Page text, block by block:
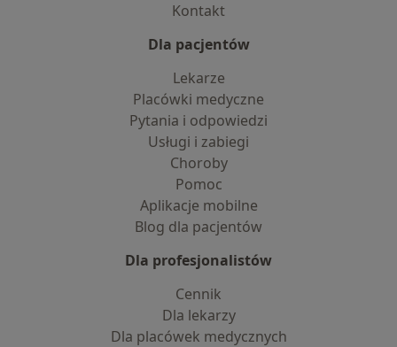
Kontakt
Dla pacjentów
Lekarze
Placówki medyczne
Pytania i odpowiedzi
Usługi i zabiegi
Choroby
Pomoc
Aplikacje mobilne
Blog dla pacjentów
Dla profesjonalistów
Cennik
Dla lekarzy
Dla placówek medycznych